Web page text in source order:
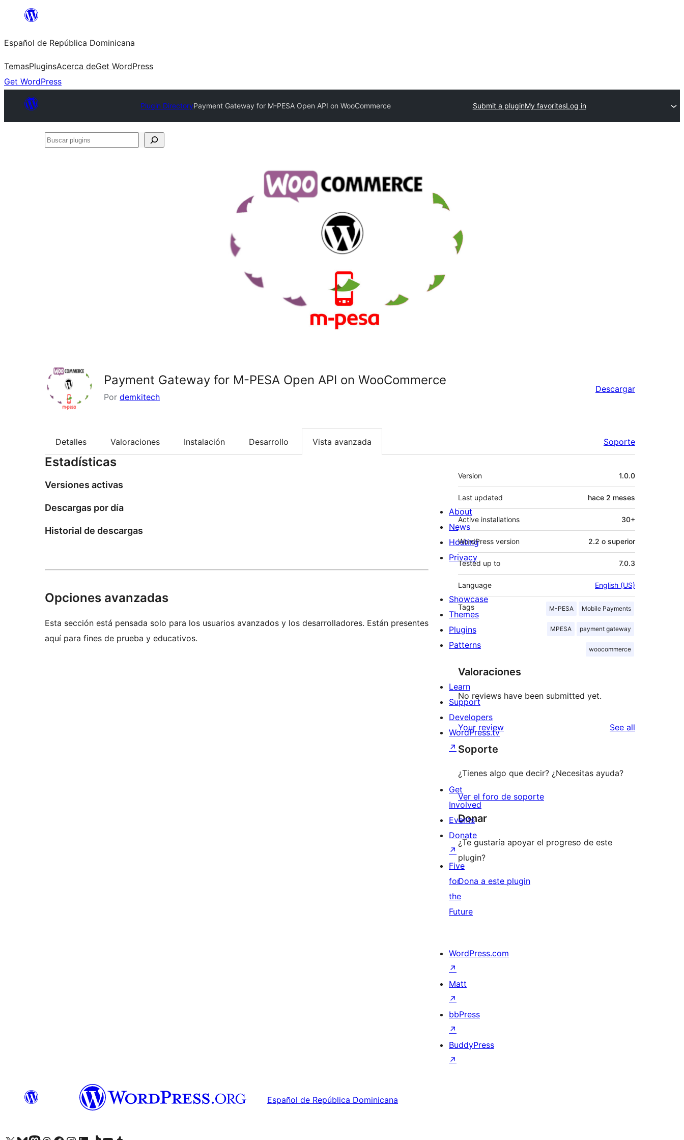
Saltar
contenido
Español de República Dominicana
TemasPluginsAcerca deGet WordPress
Get WordPress
Plugin DirectoryPayment Gateway for M-PESA Open API on WooCommerce Submit a pluginMy favoritesLog in
Buscar
Payment Gateway for M-PESA Open API on WooCommerce
Por demkitech
Descargar
Detalles Valoraciones Instalación Desarrollo Vista avanzada Soporte
Estadísticas
Versiones activas
Descargas por día
Historial de descargas
Opciones avanzadas
Esta sección está pensada solo para los usuarios avanzados y los desarrolladores. Están presentes
aquí para fines de prueba y educativos.
Meta
Version 1.0.0
Last updated hace 2 meses
Active installations 30+
WordPress version 2.2 o superior
Tested up to 7.0.3
Language English (US)
Tags M-PESA Mobile Payments
MPESA payment gateway
woocommerce
Valoraciones
No reviews have been submitted yet.
Your review See all
Soporte
¿Tienes algo que decir? ¿Necesitas ayuda?
Ver el foro de soporte
Donar
¿Te gustaría apoyar el progreso de este
plugin?
Dona a este plugin
About
News
Hosting
Privacy
Showcase
Themes
Plugins
Patterns
Learn
Support
Developers
WordPress.tv
↗
Get
Involved
Events
Donate
↗
Five
for
the
Future
WordPress.com
↗
Matt
↗
bbPress
↗
BuddyPress
↗
Español de República Dominicana